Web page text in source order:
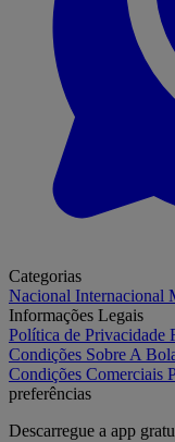
Categorias
Nacional Internacional
Informações Legais
Política de Privacidade
Condições Sobre A
Condições Comerciais
preferências
Descarregue a app